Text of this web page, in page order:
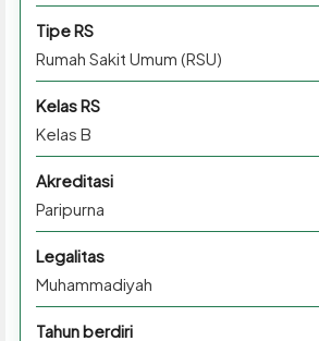
Tipe RS
Rumah Sakit Umum (RSU)
Kelas RS
Kelas B
Akreditasi
Paripurna
Legalitas
Muhammadiyah
Tahun berdiri